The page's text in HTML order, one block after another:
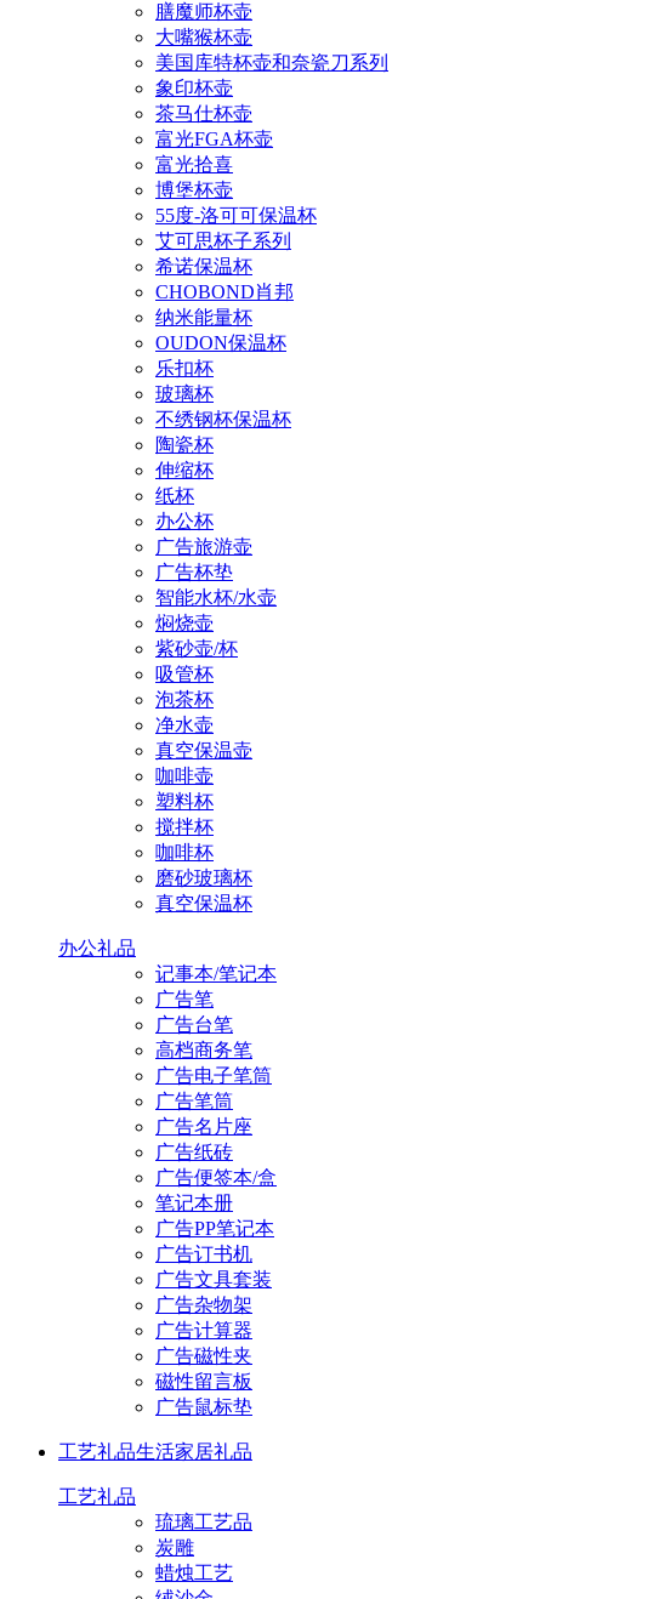
膳魔师杯壶
大嘴猴杯壶
美国库特杯壶和奈瓷刀系列
象印杯壶
茶马仕杯壶
富光FGA杯壶
富光拾喜
博堡杯壶
55度-洛可可保温杯
艾可思杯子系列
希诺保温杯
CHOBOND肖邦
纳米能量杯
OUDON保温杯
乐扣杯
玻璃杯
不绣钢杯保温杯
陶瓷杯
伸缩杯
纸杯
办公杯
广告旅游壶
广告杯垫
智能水杯/水壶
焖烧壶
紫砂壶/杯
吸管杯
泡茶杯
净水壶
真空保温壶
咖啡壶
塑料杯
搅拌杯
咖啡杯
磨砂玻璃杯
真空保温杯
办公礼品
记事本/笔记本
广告笔
广告台笔
高档商务笔
广告电子笔筒
广告笔筒
广告名片座
广告纸砖
广告便签本/盒
笔记本册
广告PP笔记本
广告订书机
广告文具套装
广告杂物架
广告计算器
广告磁性夹
磁性留言板
广告鼠标垫
工艺礼品生活家居礼品
工艺礼品
琉璃工艺品
炭雕
蜡烛工艺